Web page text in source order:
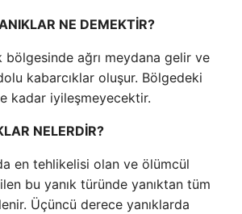
NE DEMEKTİR?
bölgesinde ağrı meydana gelir ve
kabarcıklar oluşur. Bölgedeki
kadar iyileşmeyecektir.
NELERDİR?
en tehlikelisi olan ve ölümcül
bu yanık türünde yanıktan tüm
Üçüncü derece yanıklarda